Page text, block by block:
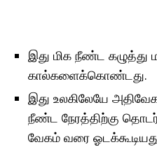
இது மிக நீண்ட கழுத்து
கால்களைக்கொண்டது.
இது உலகிலேயே
நீண்ட நேரத்திற்கு
வேகம் வரை